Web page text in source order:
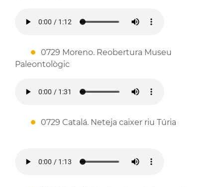
0729 Moreno. Reobertura Museu
Paleontològic
0729 Catalá. Neteja caixer riu Túria